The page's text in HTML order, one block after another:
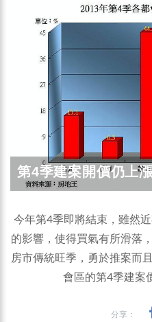
第4季建案開價仍上
今年第4季即將結束，雖然
的影響，使得買氣有所滑落
房市傳統旺季，勇於推案而
會區的第4季建案
分享：